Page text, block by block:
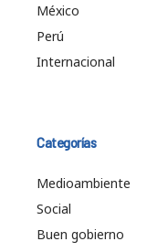
México
Perú
Internacional
Categorías
Medioambiente
Social
Buen gobierno